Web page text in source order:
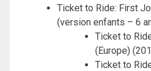
Ticket to Ride: First
(version enfants – 6
Ticket to
(Europe)
Ticket to